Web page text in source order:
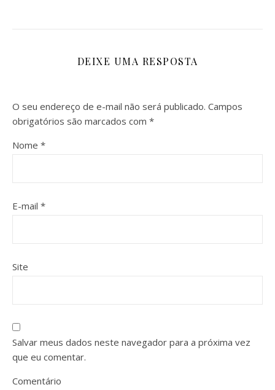
DEIXE UMA RESPOSTA
O seu endereço de e-mail não será publicado. Campos
obrigatórios são marcados com *
Nome *
E-mail *
Site
Salvar meus dados neste navegador para a próxima vez
que eu comentar.
Comentário